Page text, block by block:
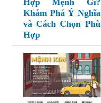
Hợp Mệnh Gì?
Khám Phá Ý Nghĩa
và Cách Chọn Phù
Hợp